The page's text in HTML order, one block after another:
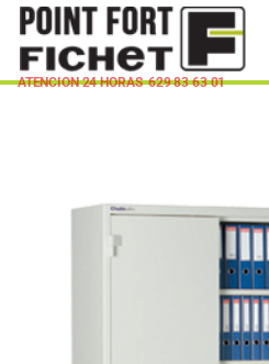
ATENCION 24 HORAS629 83 63 01